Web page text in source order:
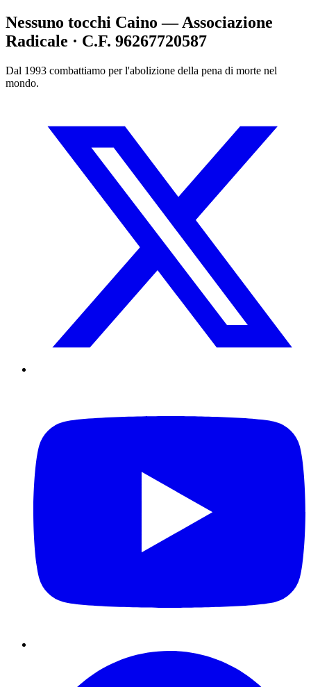
Nessuno tocchi Caino — Associazione
Radicale · C.F. 96267720587
Dal 1993 combattiamo per l'abolizione della pena di morte nel
mondo.